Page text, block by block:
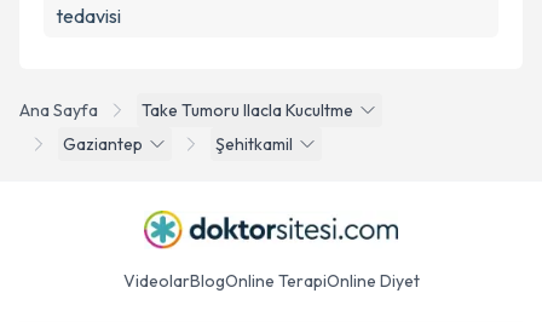
Ana Sayfa
Take Tumoru Ilacla Kucultme
Gaziantep
Şehitkamil
tedavisi
VideolarBlogOnline TerapiOnline Diyet